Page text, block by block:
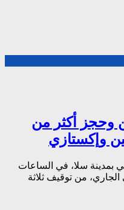
وحجز أكثر من
بمدينة سلا، في الساعات